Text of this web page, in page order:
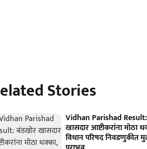
Stories
Vidhan Parishad
खासदार आष्टीकरांना मोठा
विधान परिषद निवडणुकीत